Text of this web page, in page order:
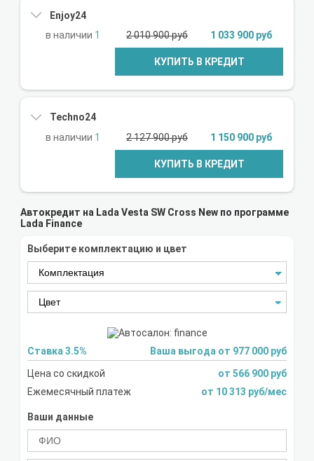
Enjoy24
1
2 010 900 руб 1 033 900 руб
КУПИТЬ В КРЕДИТ
Techno24
1
2 127 900 руб 1 150 900 руб
КУПИТЬ В КРЕДИТ
Автокредит на Lada Vesta SW Cross New по программе
Lada Finance
Выберите комплектацию и цвет
Ставка 3.5%
Ваша выгода от 977 000 руб
Цена со скидкой
от 566 900 руб
Ежемесячный платеж
от 10 313 руб/мес
Ваши данные